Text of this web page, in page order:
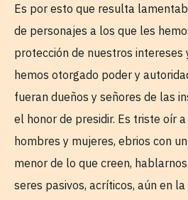
Es por esto que resulta
de personajes a los que les
protección de nuestros intereses
hemos otorgado poder y
fueran dueños y señores de las
el honor de presidir. Es triste oír
hombres y mujeres, ebrios con
menor de lo que creen,
seres pasivos, acríticos, aún en